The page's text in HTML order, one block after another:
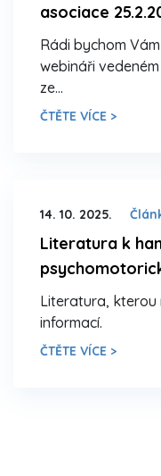
asociace
Rádi bychom
webináři
ze…
ČTĚTE VÍCE >
14. 10. 2025.
Literatura k
Literatura, kterou
informací.
ČTĚTE VÍCE >